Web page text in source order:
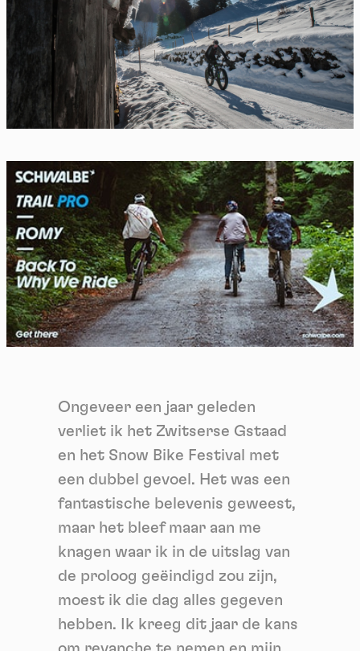
Ongeveer een jaar geleden
verliet ik het Zwitserse Gstaad
en het Snow Bike Festival met
een dubbel gevoel. Het was een
fantastische belevenis geweest,
maar het bleef maar aan me
knagen waar ik in de uitslag van
de proloog geëindigd zou zijn,
moest ik die dag alles gegeven
hebben. Ik kreeg dit jaar de kans